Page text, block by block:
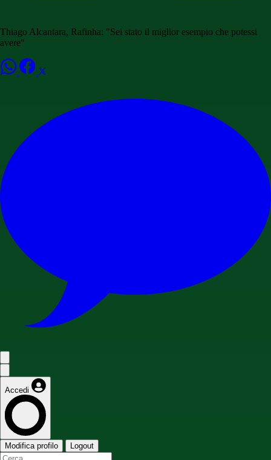
Thiago Alcantara, Rafinha: "Sei stato il miglior esempio che potessi
avere"
Accedi
Modifica profilo Logout